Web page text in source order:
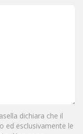
dichiara che il
ed esclusivamente le